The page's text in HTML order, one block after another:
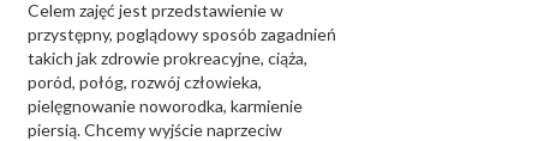
Celem zajęć jest przedstawienie w
przystępny, poglądowy sposób zagadnień
takich jak zdrowie prokreacyjne, ciąża,
poród, połóg, rozwój człowieka,
pielęgnowanie noworodka, karmienie
piersią. Chcemy wyjście naprzeciw